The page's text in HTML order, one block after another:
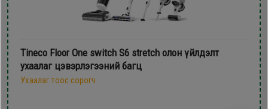
Tineco Floor One switch S6 stretch олон үйлдэлт
ухаалаг цэвэрлэгээний багц
Ухаалаг тоос сорогч